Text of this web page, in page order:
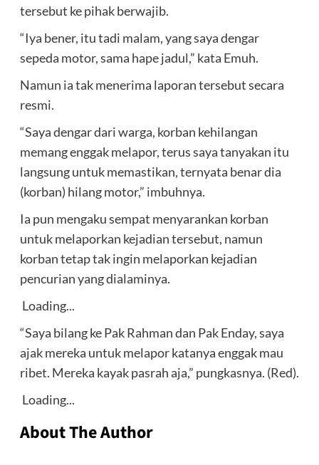
tersebut ke pihak berwajib.
“Iya bener, itu tadi malam, yang saya dengar
sepeda motor, sama hape jadul,” kata Emuh.
Namun ia tak menerima laporan tersebut secara
resmi.
“Saya dengar dari warga, korban kehilangan
memang enggak melapor, terus saya tanyakan itu
langsung untuk memastikan, ternyata benar dia
(korban) hilang motor,” imbuhnya.
Ia pun mengaku sempat menyarankan korban
untuk melaporkan kejadian tersebut, namun
korban tetap tak ingin melaporkan kejadian
pencurian yang dialaminya.
Loading...
“Saya bilang ke Pak Rahman dan Pak Enday, saya
ajak mereka untuk melapor katanya enggak mau
ribet. Mereka kayak pasrah aja,” pungkasnya. (Red).
Loading...
About The Author